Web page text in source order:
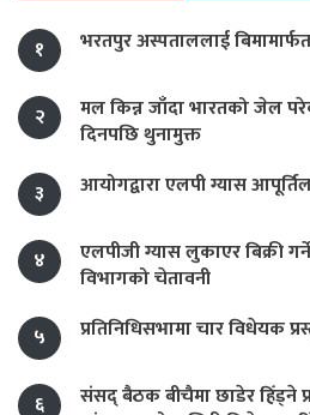
१ भरतपुर अस्पताललाई
२
मल किन्न जाँदा भारतको जेल
दिनपछि थुनामुक्त
३
आयोगद्वारा एलपी ग्यास
४
एलपीजी ग्यास लुकाएर बिक्री
विभागको चेतावनी
५
प्रतिनिधिसभामा चार विधेयक
६
संसद् बैठक बीचैमा छाडेर हिँड्ने